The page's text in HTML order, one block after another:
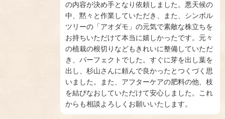
の内容が決め手となり依頼しました。悪天候の
中、黙々と作業していただき、また、シンボル
ツリーの「アオダモ」の元気で素敵な株立ちを
お持ちいただけて本当に嬉しかったです。元々
の植栽の根切りなどもきれいに整備していただ
き、パーフェクトでした。すぐに芽を出し葉を
出し、杉山さんに頼んで良かったとつくづく思
いました。また、アフターケアの肥料の他、枝
を結びなおしていただけて安心しました。これ
からも相談よろしくお願いいたします。